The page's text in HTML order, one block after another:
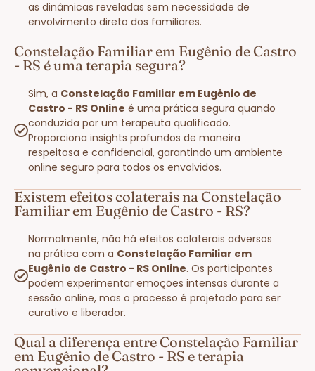
as dinâmicas reveladas sem necessidade de
envolvimento direto dos familiares.
Constelação Familiar em Eugênio de Castro
- RS é uma terapia segura?
Sim, a Constelação Familiar em Eugênio de
Castro - RS Online é uma prática segura quando
conduzida por um terapeuta qualificado.
Proporciona insights profundos de maneira
respeitosa e confidencial, garantindo um ambiente
online seguro para todos os envolvidos.
Existem efeitos colaterais na Constelação
Familiar em Eugênio de Castro - RS?
Normalmente, não há efeitos colaterais adversos
na prática com a Constelação Familiar em
Eugênio de Castro - RS Online. Os participantes
podem experimentar emoções intensas durante a
sessão online, mas o processo é projetado para ser
curativo e liberador.
Qual a diferença entre Constelação Familiar
em Eugênio de Castro - RS e terapia